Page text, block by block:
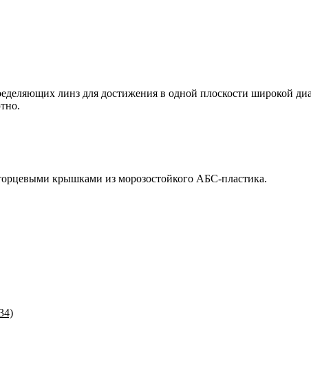
линз для достижения в одной плоскости широкой
крышками из морозостойкого АБС-пластика.